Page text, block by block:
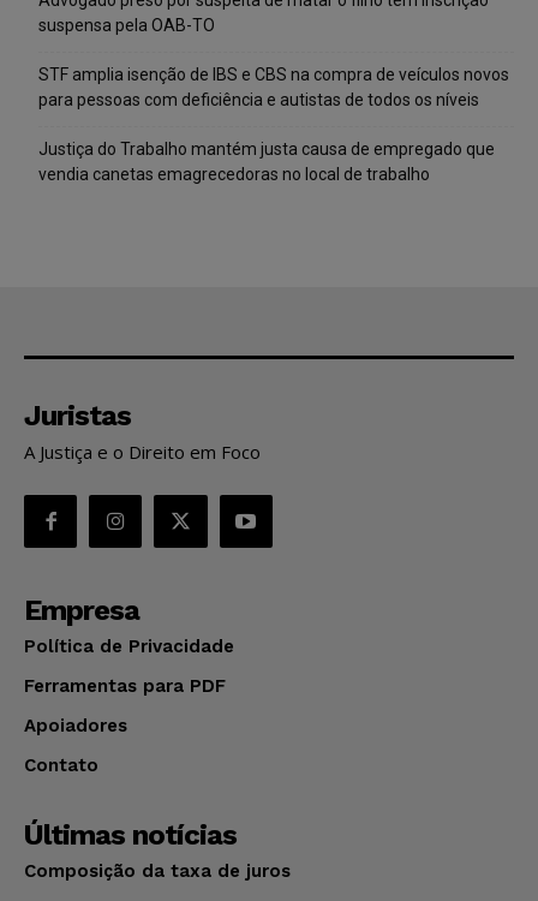
suspensa pela OAB-TO
STF amplia isenção de IBS e CBS na compra de veículos novos
para pessoas com deficiência e autistas de todos os níveis
Justiça do Trabalho mantém justa causa de empregado que
vendia canetas emagrecedoras no local de trabalho
Juristas
A Justiça e o Direito em Foco
Empresa
Política de Privacidade
Ferramentas para PDF
Apoiadores
Contato
Últimas notícias
Composição da taxa de juros